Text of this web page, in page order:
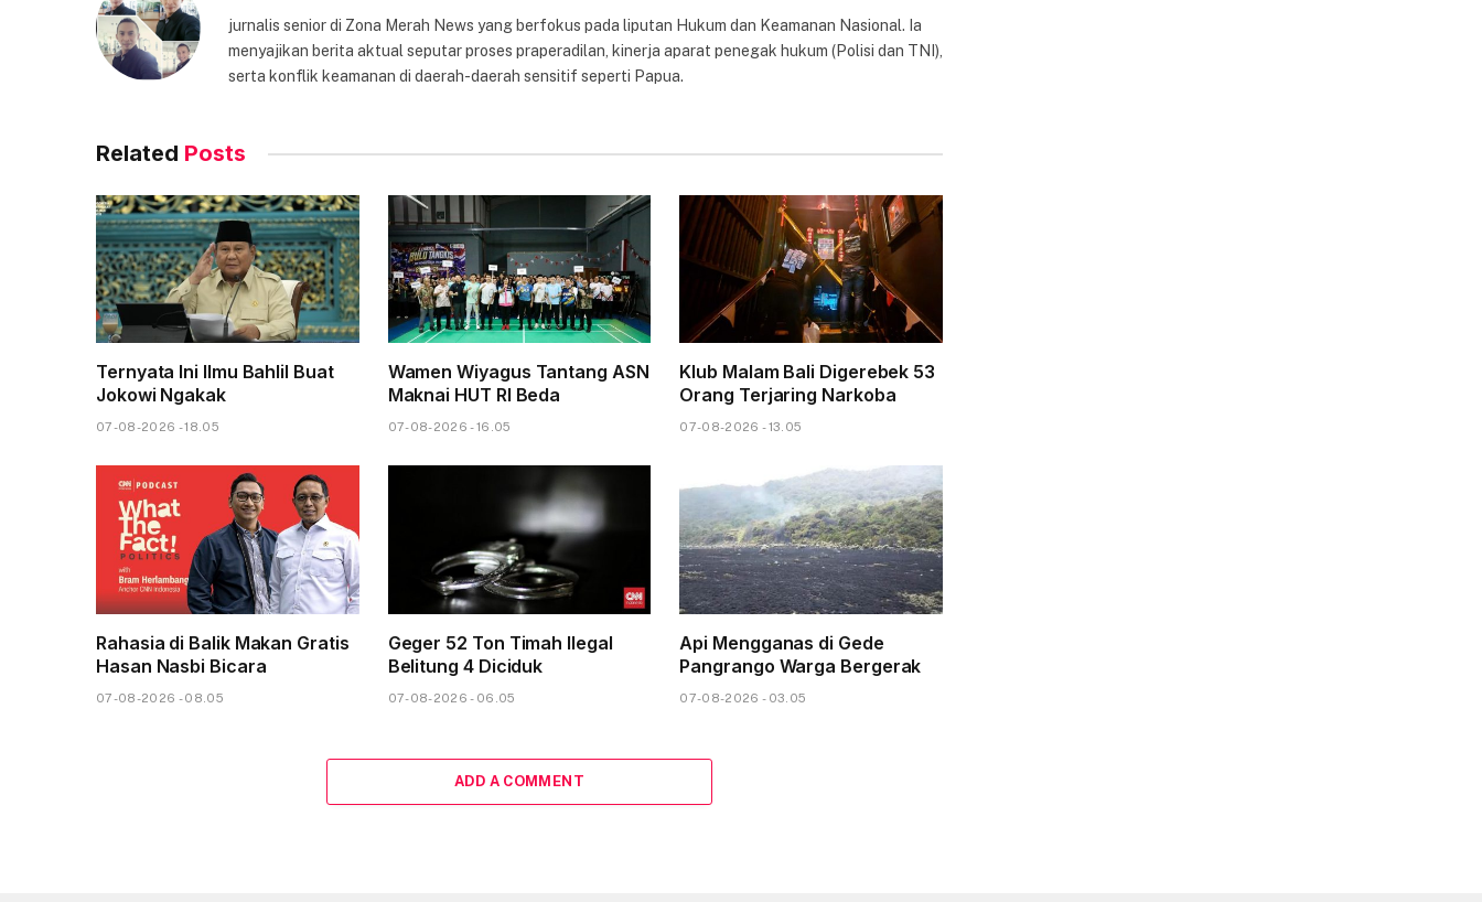
jurnalis senior di Zona Merah News yang berfokus pada liputan Hukum dan Keamanan Nasional. Ia
menyajikan berita aktual seputar proses praperadilan, kinerja aparat penegak hukum (Polisi dan TNI),
serta konflik keamanan di daerah-daerah sensitif seperti Papua.
Related Posts
Ternyata Ini Ilmu Bahlil Buat
Jokowi Ngakak
07-08-2026 - 18.05
Wamen Wiyagus Tantang ASN
Maknai HUT RI Beda
07-08-2026 - 16.05
Klub Malam Bali Digerebek 53
Orang Terjaring Narkoba
07-08-2026 - 13.05
Rahasia di Balik Makan Gratis
Hasan Nasbi Bicara
07-08-2026 - 08.05
Geger 52 Ton Timah Ilegal
Belitung 4 Diciduk
07-08-2026 - 06.05
Api Mengganas di Gede
Pangrango Warga Bergerak
07-08-2026 - 03.05
ADD A COMMENT